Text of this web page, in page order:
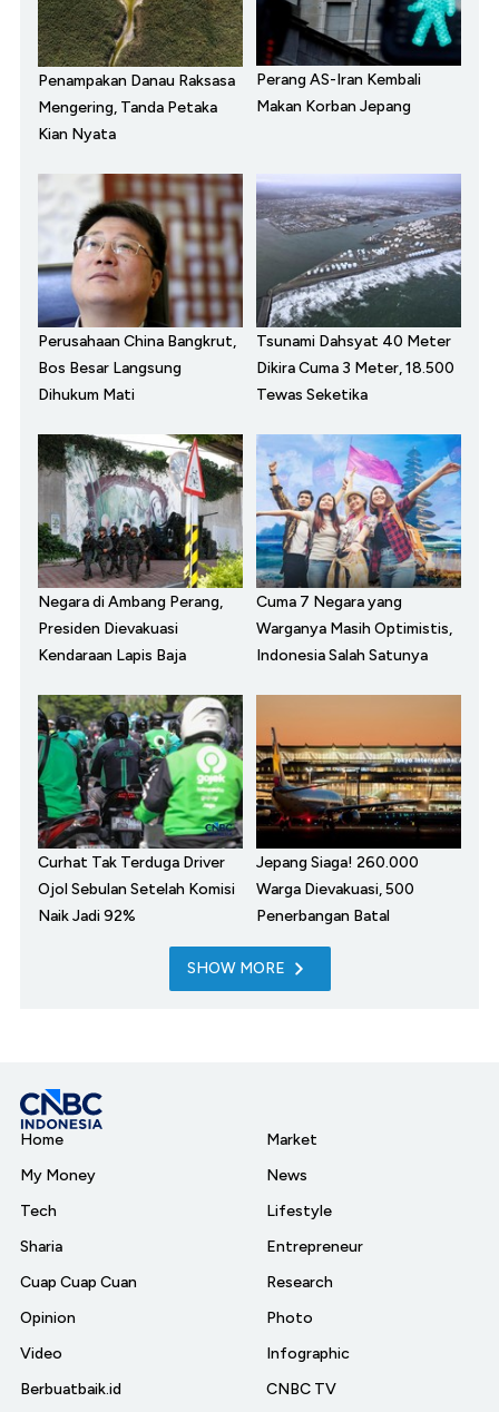
Penampakan Danau Raksasa
Mengering, Tanda Petaka
Kian Nyata
Perang AS-Iran Kembali
Makan Korban Jepang
Perusahaan China Bangkrut,
Bos Besar Langsung
Dihukum Mati
Tsunami Dahsyat 40 Meter
Dikira Cuma 3 Meter, 18.500
Tewas Seketika
Negara di Ambang Perang,
Presiden Dievakuasi
Kendaraan Lapis Baja
Cuma 7 Negara yang
Warganya Masih Optimistis,
Indonesia Salah Satunya
Curhat Tak Terduga Driver
Ojol Sebulan Setelah Komisi
Naik Jadi 92%
Jepang Siaga! 260.000
Warga Dievakuasi, 500
Penerbangan Batal
SHOW MORE
Home
My Money
Tech
Sharia
Cuap Cuap Cuan
Opinion
Video
Berbuatbaik.id
Market
News
Lifestyle
Entrepreneur
Research
Photo
Infographic
CNBC TV